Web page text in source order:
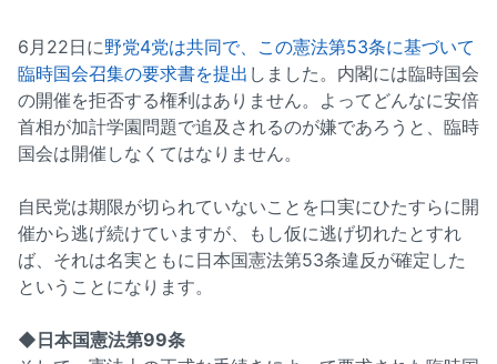
6月22日に野党4党は共同で、この憲法第53条に基づいて
臨時国会召集の要求書を提出 しました。内閣には臨時国会
の開催を拒否する権利はありません。よってどんなに安倍
首相が加計学園問題で追及されるのが嫌であろうと、臨時
国会は開催しなくてはなりません。
自民党は期限が切られていないことを口実にひたすらに開
催から逃げ続けていますが、もし仮に逃げ切れたとすれ
ば、それは名実ともに日本国憲法第53条違反が確定した
ということになります。
◆日本国憲法第99条